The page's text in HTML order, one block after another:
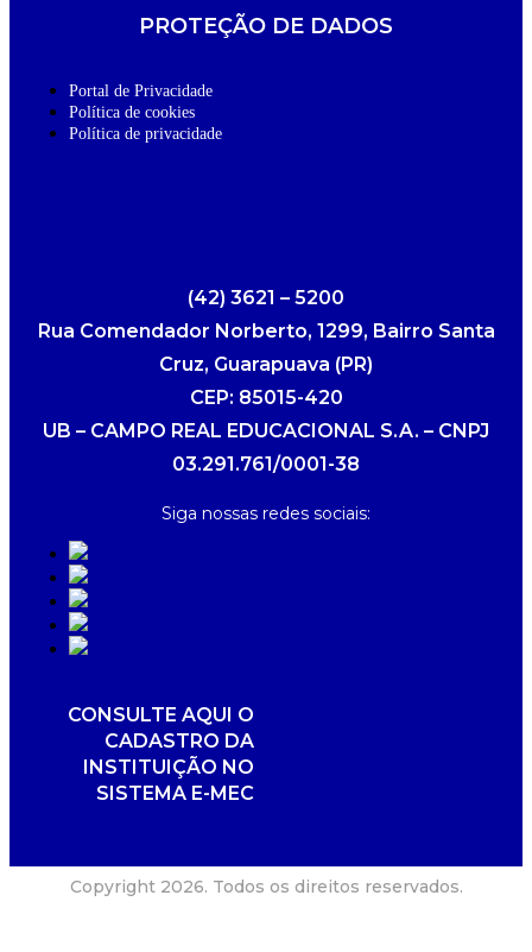
PROTEÇÃO DE DADOS
Portal de Privacidade
Política de cookies
Política de privacidade
(42) 3621 – 5200
Rua Comendador Norberto, 1299, Bairro Santa
Cruz, Guarapuava (PR)
CEP: 85015-420
UB – CAMPO REAL EDUCACIONAL S.A. – CNPJ
03.291.761/0001-38
Siga nossas redes sociais:
CONSULTE AQUI O
CADASTRO DA
INSTITUIÇÃO NO
SISTEMA E-MEC
Copyright 2026. Todos os direitos reservados.